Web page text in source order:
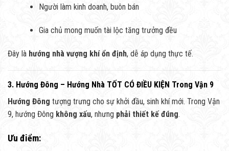
Người làm kinh doanh, buôn bán
Gia chủ mong muốn tài lộc tăng trưởng đều
Đây là hướng nhà vượng khí ổn định, dễ áp dụng thực tế.
3. Hướng Đông – Hướng Nhà TỐT CÓ ĐIỀU KIỆN Trong Vận 9
Hướng Đông tượng trưng cho sự khởi đầu, sinh khí mới. Trong Vận
9, hướng Đông không xấu, nhưng phải thiết kế đúng.
Ưu điểm: